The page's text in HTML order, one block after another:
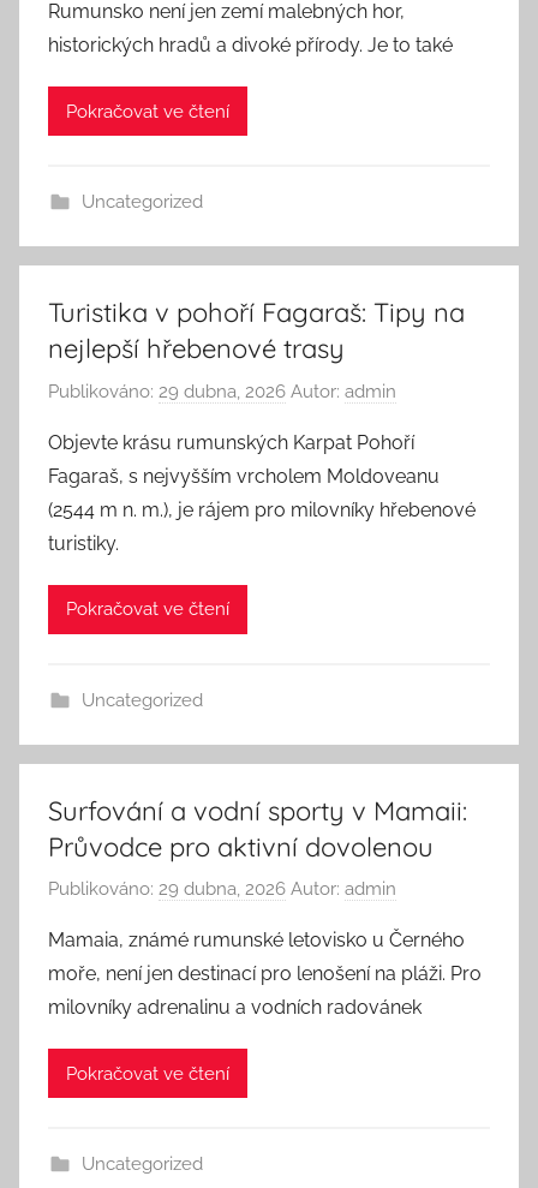
Rumunsko není jen zemí malebných hor,
historických hradů a divoké přírody. Je to také
Pokračovat ve čtení
Uncategorized
Turistika v pohoří Fagaraš: Tipy na
nejlepší hřebenové trasy
Publikováno: 29 dubna, 2026 Autor: admin
Objevte krásu rumunských Karpat Pohoří
Fagaraš, s nejvyšším vrcholem Moldoveanu
(2544 m n. m.), je rájem pro milovníky hřebenové
turistiky.
Pokračovat ve čtení
Uncategorized
Surfování a vodní sporty v Mamaii:
Průvodce pro aktivní dovolenou
Publikováno: 29 dubna, 2026 Autor: admin
Mamaia, známé rumunské letovisko u Černého
moře, není jen destinací pro lenošení na pláži. Pro
milovníky adrenalinu a vodních radovánek
Pokračovat ve čtení
Uncategorized